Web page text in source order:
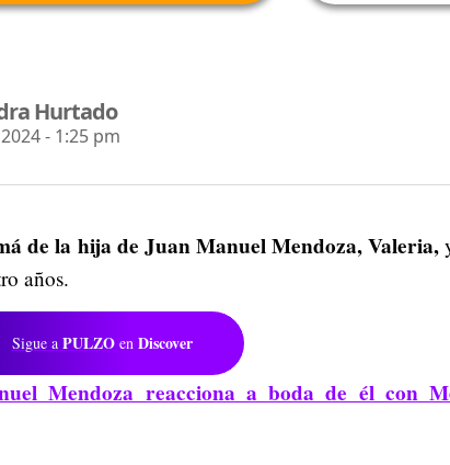
Hurtado
- 1:25 pm
de la hija de Juan Manuel Mendoza, Valeria,
años.
Sigue a PULZO en Discover
Mendoza reacciona a boda de él con